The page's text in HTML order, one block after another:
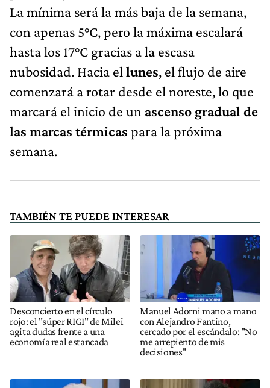
La mínima será la más baja de la semana,
con apenas 5°C, pero la máxima escalará
hasta los 17°C gracias a la escasa
nubosidad. Hacia el lunes, el flujo de aire
comenzará a rotar desde el noreste, lo que
marcará el inicio de un ascenso gradual de
las marcas térmicas para la próxima
semana.
TAMBIÉN TE PUEDE INTERESAR
Desconcierto en el círculo
rojo: el "súper RIGI" de Milei
agita dudas frente a una
economía real estancada
Manuel Adorni mano a mano
con Alejandro Fantino,
cercado por el escándalo: "No
me arrepiento de mis
decisiones"